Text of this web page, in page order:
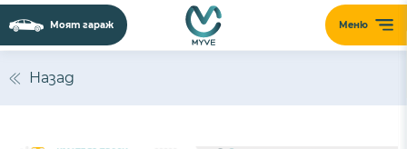
Меню
Моят гараж
Назад